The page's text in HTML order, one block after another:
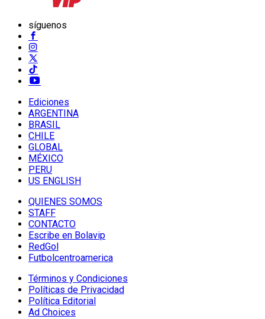
síguenos
Ediciones
ARGENTINA
BRASIL
CHILE
GLOBAL
MÉXICO
PERU
US ENGLISH
QUIENES SOMOS
STAFF
CONTACTO
Escribe en Bolavip
RedGol
Futbolcentroamerica
Términos y Condiciones
Políticas de Privacidad
Política Editorial
Ad Choices